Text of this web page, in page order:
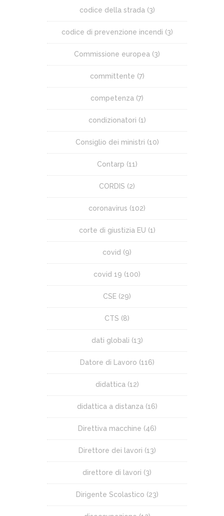
codice della strada(3)
codice di prevenzione incendi (3)
Commissione europea (3)
committente (7)
competenza (7)
condizionatori (1)
Consiglio dei ministri (10)
Contarp (11)
CORDIS (2)
coronavirus (102)
corte di giustizia EU (1)
covid (9)
covid 19 (100)
CSE (29)
CTS (8)
dati globali (13)
Datore di Lavoro (116)
didattica(12)
didattica a distanza(16)
Direttiva macchine (46)
Direttore dei lavori (13)
direttore di lavori (3)
Dirigente Scolastico (23)